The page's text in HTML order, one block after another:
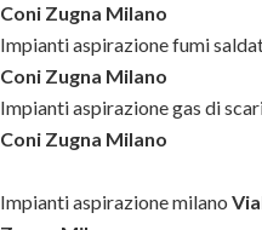
Coni Zugna Milano
Impianti aspirazione fumi
Coni Zugna Milano
Impianti aspirazione gas di
Coni Zugna Milano
Impianti aspirazione milano